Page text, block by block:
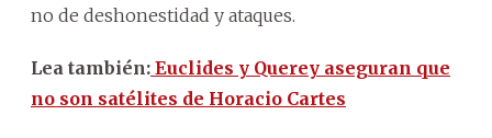
no de deshonestidad y ataques.
Lea también: Euclides y Querey aseguran que
no son satélites de Horacio Cartes